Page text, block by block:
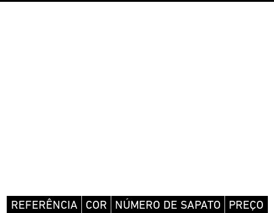
REFERÊNCIA COR NÚMERO DE SAPATO PREÇO